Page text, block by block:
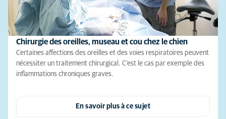
Chirurgie des oreilles, museau et cou chez le chien
Certaines affections des oreilles et des voies respiratoires peuvent
nécessiter un traitement chirurgical. C'est le cas par exemple des
inflammations chroniques graves.
En savoir plus à ce sujet